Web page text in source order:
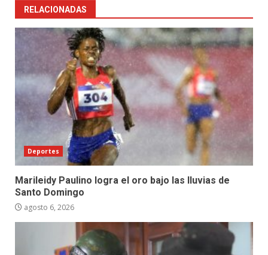
RELACIONADAS
Deportes
Marileidy Paulino logra el oro bajo las lluvias de
Santo Domingo
agosto 6, 2026